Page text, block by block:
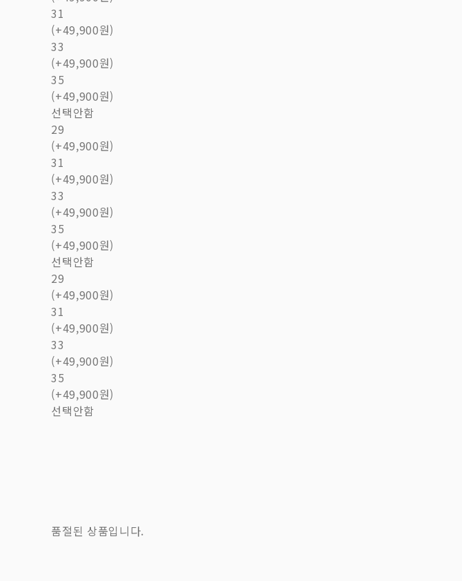
31
(+49,900원)
33
(+49,900원)
35
(+49,900원)
선택안함
29
(+49,900원)
31
(+49,900원)
33
(+49,900원)
35
(+49,900원)
선택안함
29
(+49,900원)
31
(+49,900원)
33
(+49,900원)
35
(+49,900원)
선택안함
품절된 상품입니다.